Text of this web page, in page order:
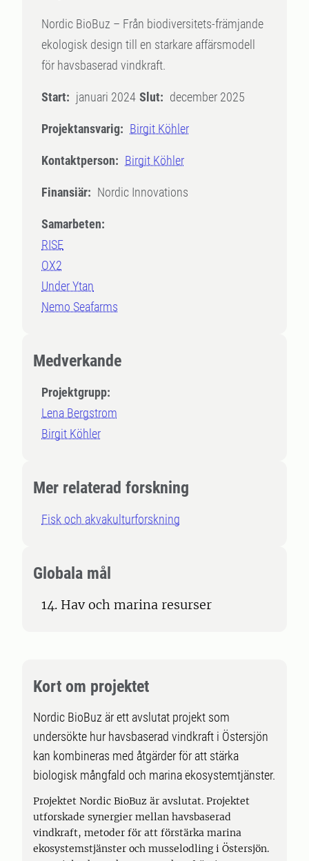
Nordic BioBuz – Från biodiversitets-främjande
ekologisk design till en starkare affärsmodell
för havsbaserad vindkraft.
Start: januari 2024 Slut: december 2025
Projektansvarig: Birgit Köhler
Kontaktperson: Birgit Köhler
Finansiär: Nordic Innovations
Samarbeten:
RISE
OX2
Under Ytan
Nemo Seafarms
Medverkande
Projektgrupp:
Lena Bergstrom
Birgit Köhler
Mer relaterad forskning
Fisk och akvakulturforskning
Globala mål
14. Hav och marina resurser
Kort om projektet
Nordic BioBuz är ett avslutat projekt som
undersökte hur havsbaserad vindkraft i Östersjön
kan kombineras med åtgärder för att stärka
biologisk mångfald och marina ekosystemtjänster.
Projektet Nordic BioBuz är avslutat. Projektet
utforskade synergier mellan havsbaserad
vindkraft, metoder för att förstärka marina
ekosystemstjänster och musselodling i Östersjön.